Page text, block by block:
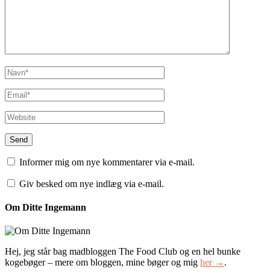
Informer mig om nye kommentarer via e-mail.
Giv besked om nye indlæg via e-mail.
Om Ditte Ingemann
Hej, jeg står bag madbloggen The Food Club og en hel bunke
kogebøger – mere om bloggen, mine bøger og mig her → .